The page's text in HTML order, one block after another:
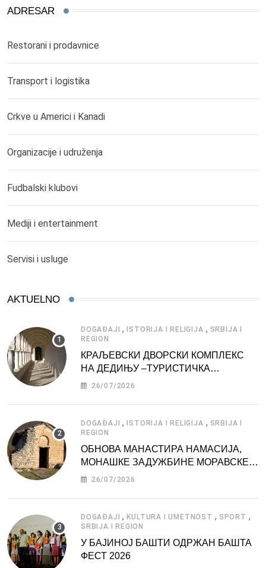
ADRESAR
Restorani i prodavnice
Transport i logistika
Crkve u Americi i Kanadi
Organizacije i udruženja
Fudbalski klubovi
Mediji i entertainment
Servisi i usluge
AKTUELNO
DOGAĐAJI ,ISTORIJA I RELIGIJA , SRBIJA I
REGION
КРАЉЕВСКИ ДВОРСКИ КОМПЛЕКС
НА ДЕДИЊУ –ТУРИСТИЧКА
АТРАКЦИЈА
26/07/2026
DOGAĐAJI ,ISTORIJA I RELIGIJA , SRBIJA I
REGION
ОБНОВА МАНАСТИРА НАМАСИЈА,
МОНАШКЕ ЗАДУЖБИНЕ МОРАВСКЕ
СРБИЈЕ
26/07/2026
DOGAĐAJI ,KULTURA I UMETNOST , SPORT ,
SRBIJA I REGION
У БАЈИНОЈ БАШТИ ОДРЖАН БАШТА
ФЕСТ 2026